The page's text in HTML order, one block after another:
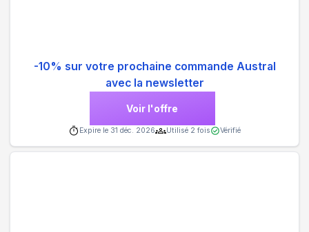
-10% sur votre prochaine commande Austral
avec la newsletter
Voir l'offre
Expire le 31 déc. 2026 Utilisé 2 fois Vérifié